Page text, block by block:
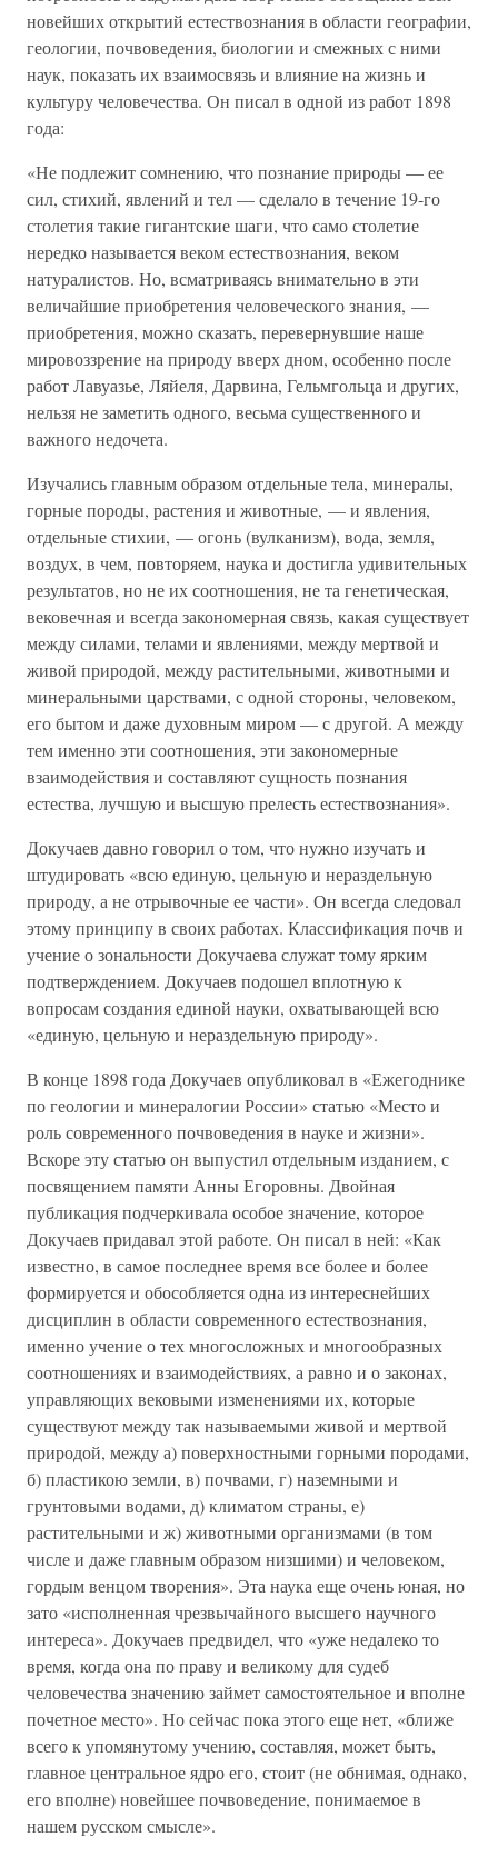
новейших открытий естествознания в области географии,
геологии, почвоведения, биологии и смежных с ними
наук, показать их взаимосвязь и влияние на жизнь и
культуру человечества. Он писал в одной из работ 1898
года:
«Не подлежит сомнению, что познание природы — ее
сил, стихий, явлений и тел — сделало в течение 19-го
столетия такие гигантские шаги, что само столетие
нередко называется веком естествознания, веком
натуралистов. Но, всматриваясь внимательно в эти
величайшие приобретения человеческого знания, —
приобретения, можно сказать, перевернувшие наше
мировоззрение на природу вверх дном, особенно после
работ Лавуазье, Ляйеля, Дарвина, Гельмгольца и других,
нельзя не заметить одного, весьма существенного и
важного недочета.
Изучались главным образом отдельные тела, минералы,
горные породы, растения и животные, — и явления,
отдельные стихии, — огонь (вулканизм), вода, земля,
воздух, в чем, повторяем, наука и достигла удивительных
результатов, но не их соотношения, не та генетическая,
вековечная и всегда закономерная связь, какая существует
между силами, телами и явлениями, между мертвой и
живой природой, между растительными, животными и
минеральными царствами, с одной стороны, человеком,
его бытом и даже духовным миром — с другой. А между
тем именно эти соотношения, эти закономерные
взаимодействия и составляют сущность познания
естества, лучшую и высшую прелесть естествознания».
Докучаев давно говорил о том, что нужно изучать и
штудировать «всю единую, цельную и нераздельную
природу, а не отрывочные ее части». Он всегда следовал
этому принципу в своих работах. Классификация почв и
учение о зональности Докучаева служат тому ярким
подтверждением. Докучаев подошел вплотную к
вопросам создания единой науки, охватывающей всю
«единую, цельную и нераздельную природу».
В конце 1898 года Докучаев опубликовал в «Ежегоднике
по геологии и минералогии России» статью «Место и
роль современного почвоведения в науке и жизни».
Вскоре эту статью он выпустил отдельным изданием, с
посвящением памяти Анны Егоровны. Двойная
публикация подчеркивала особое значение, которое
Докучаев придавал этой работе. Он писал в ней: «Как
известно, в самое последнее время все более и более
формируется и обособляется одна из интереснейших
дисциплин в области современного естествознания,
именно учение о тех многосложных и многообразных
соотношениях и взаимодействиях, а равно и о законах,
управляющих вековыми изменениями их, которые
существуют между так называемыми живой и мертвой
природой, между а) поверхностными горными породами,
б) пластикою земли, в) почвами, г) наземными и
грунтовыми водами, д) климатом страны, е)
растительными и ж) животными организмами (в том
числе и даже главным образом низшими) и человеком,
гордым венцом творения». Эта наука еще очень юная, но
зато «исполненная чрезвычайного высшего научного
интереса». Докучаев предвидел, что «уже недалеко то
время, когда она по праву и великому для судеб
человечества значению займет самостоятельное и вполне
почетное место». Но сейчас пока этого еще нет, «ближе
всего к упомянутому учению, составляя, может быть,
главное центральное ядро его, стоит (не обнимая, однако,
его вполне) новейшее почвоведение, понимаемое в
нашем русском смысле».